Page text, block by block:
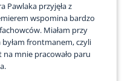
Pawlaka przyjęła z
wspomina bardzo
Miałam przy
frontmanem, czyli
mnie pracowało paru